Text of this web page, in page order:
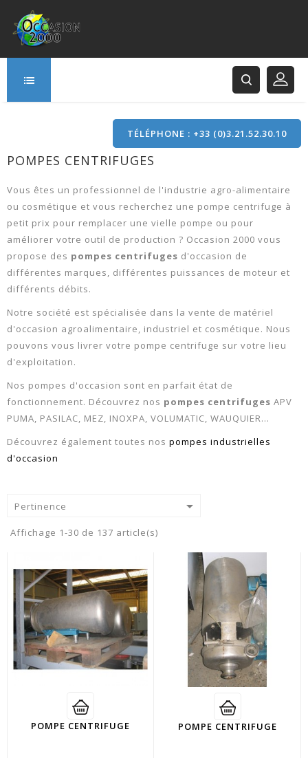
TÉLÉPHONE : +33 (0)3.21.52.30.10
POMPES CENTRIFUGES
Vous êtes un professionnel de l'industrie agro-alimentaire
ou cosmétique et vous recherchez une pompe centrifuge à
petit prix pour remplacer une vielle pompe ou pour
améliorer votre outil de production ? Occasion 2000 vous
propose des pompes centrifuges d'occasion de
différentes marques, différentes puissances de moteur et
différents débits.
Notre société est spécialisée dans la vente de matériel
d'occasion agroalimentaire, industriel et cosmétique. Nous
pouvons vous livrer votre pompe centrifuge sur votre lieu
d'exploitation.
Nos pompes d'occasion sont en parfait état de
fonctionnement. Découvrez nos pompes centrifuges APV
PUMA, PASILAC, MEZ, INOXPA, VOLUMATIC, WAUQUIER...
Découvrez également toutes nos pompes industrielles
d'occasion
Pertinence 
Affichage 1-30 de 137 article(s)
POMPE CENTRIFUGE POMPE CENTRIFUGE